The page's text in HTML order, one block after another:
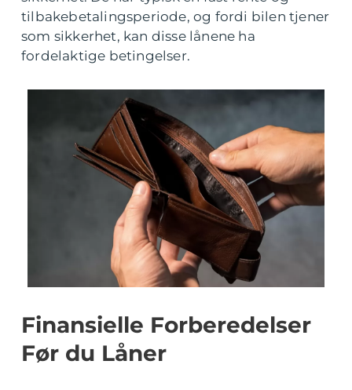
tilbakebetalingsperiode, og fordi bilen tjener
som sikkerhet, kan disse lånene ha
fordelaktige betingelser.
Finansielle Forberedelser
Før du Låner